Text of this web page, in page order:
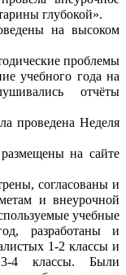
глубокой».
на высоком
проблемы
учебного года на
отчёты
Неделя
на сайте
согласованы и
и внеурочной
учебные
разработаны и
1-2 классы и
4 классы. Были